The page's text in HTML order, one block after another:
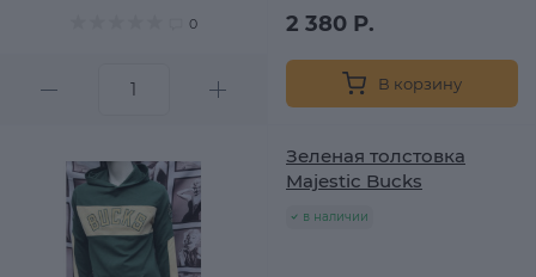
0 2 380 Р.
В корзину
Зеленая толстовка
Majestic Bucks
в наличии